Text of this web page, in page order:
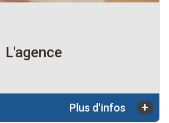
L'agence
Plus d'infos +